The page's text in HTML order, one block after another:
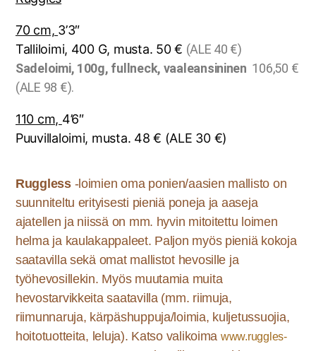
70 cm, 3’3″
Talliloimi, 400 G, musta. 50 € (ALE 40 €)
Sadeloimi, 100g, fullneck, vaaleansininen 106,50 €
(ALE 98 €).
110 cm, 4’6″
Puuvillaloimi, musta. 48 € (ALE 30 €)
Ruggless-loimien oma ponien/aasien mallisto on
suunniteltu erityisesti pieniä poneja ja aaseja
ajatellen ja niissä on mm. hyvin mitoitettu loimen
helma ja kaulakappaleet. Paljon myös pieniä kokoja
saatavilla sekä omat mallistot hevosille ja
työhevosillekin. Myös muutamia muita
hevostarvikkeita saatavilla (mm. riimuja,
riimunnaruja, kärpäshuppuja/loimia, kuljetussuojia,
hoitotuotteita, leluja). Katso valikoima www.ruggles-